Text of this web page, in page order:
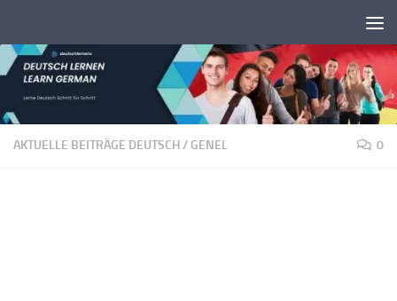
AKTUELLE BEITRÄGE DEUTSCH/ GENEL 0